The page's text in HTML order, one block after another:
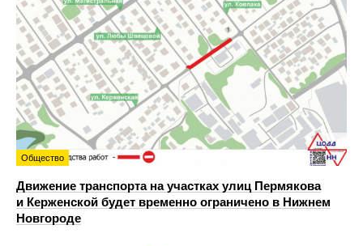
Общество
Движение транспорта на участках улиц Пермякова
и Керженской будет временно ограничено в Нижнем
Новгороде